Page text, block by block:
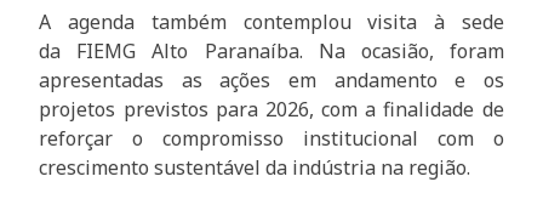
A agenda também contemplou visita à sede
da FIEMG Alto Paranaíba. Na ocasião, foram
apresentadas as ações em andamento e os
projetos previstos para 2026, com a finalidade de
reforçar o compromisso institucional com o
crescimento sustentável da indústria na região.